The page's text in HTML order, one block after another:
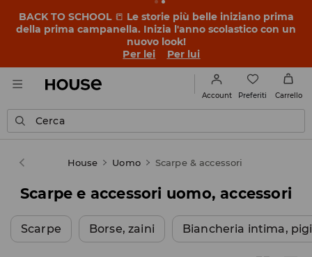
OMG, che prezzi bassi! Lasciati sorprendere – scopri i
nuovi prezzi dei SALDI FINALI ➡️
Per lei
Per lui
Account Preferiti Carrello
Cerca
House Uomo Scarpe & accessori
Scarpe e accessori uomo, accessori
Scarpe Borse, zaini Biancheria intima,